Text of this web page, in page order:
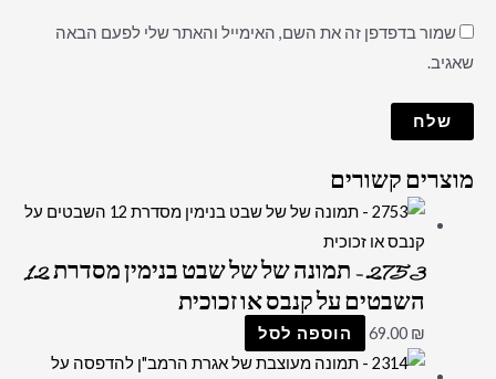
שמור בדפדפן זה את השם, האימייל והאתר שלי לפעם הבאה
שאגיב.
מוצרים קשורים
2753 – תמונה של של שבט בנימין מסדרת 12
השבטים על קנבס או זכוכית
69.00 ₪ הוספה לסל